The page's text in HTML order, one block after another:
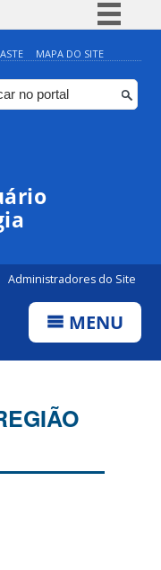
Simplifique!
Comunica BR
Participe
Canais
MAPA DO SITE
Administradores do Site
MENU